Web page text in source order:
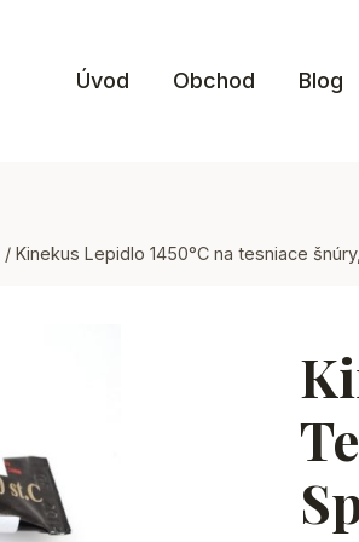
Úvod Obchod Blog
/ Kinekus Lepidlo 1450°C na tesniace